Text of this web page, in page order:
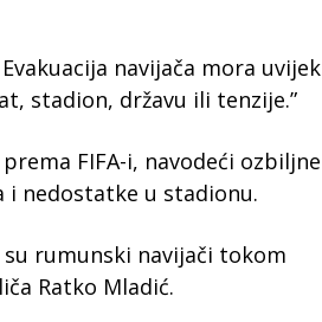
navijača mora uvijek
stadion, državu ili tenzije.”
FIFA-i, navodeći ozbiljne
i nedostatke u stadionu.
rumunski navijači tokom
Ratko Mladić.